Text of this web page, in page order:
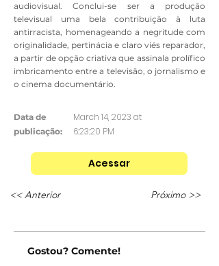
audiovisual. Conclui-se ser a produção
televisual uma bela contribuição à luta
antirracista, homenageando a negritude com
originalidade, pertinácia e claro viés reparador,
a partir de opção criativa que assinala prolífico
imbricamento entre a televisão, o jornalismo e
o cinema documentário.
Data de
publicação:
March 14, 2023 at
6:23:20 PM
Acessar
<< Anterior Próximo >>
Gostou? Comente!